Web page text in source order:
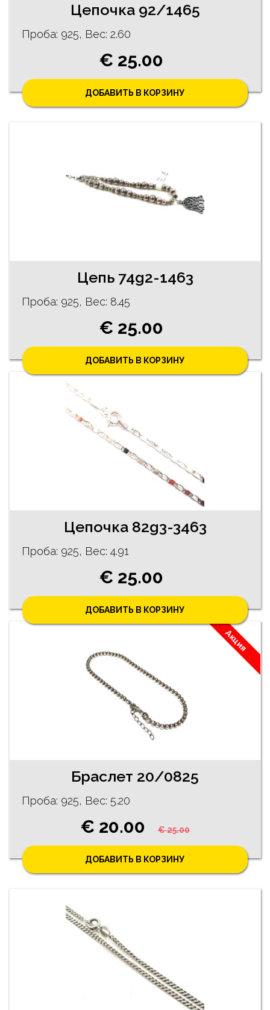
Цепочка 92/1465
Проба: 925, Bес: 2.60
€ 25.00
ДОБАВИТЬ В КОРЗИНУ
Цепь 74g2-1463
Проба: 925, Bес: 8.45
€ 25.00
ДОБАВИТЬ В КОРЗИНУ
Цепочка 82g3-3463
Проба: 925, Bес: 4.91
€ 25.00
ДОБАВИТЬ В КОРЗИНУ
Акция
Браслет 20/0825
Проба: 925, Bес: 5.20
€ 20.00 € 25.00
ДОБАВИТЬ В КОРЗИНУ